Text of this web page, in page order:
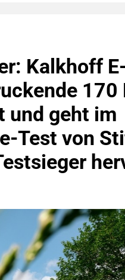
Kalkhoff
170
und geht im
Test von